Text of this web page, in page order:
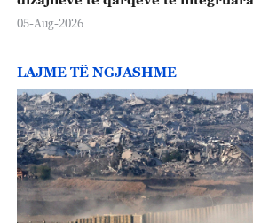
05-Aug-2026
LAJME TË NGJASHME